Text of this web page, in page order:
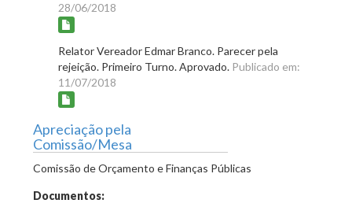
28/06/2018
Relator Vereador Edmar Branco. Parecer pela
rejeição. Primeiro Turno. Aprovado. Publicado em:
11/07/2018
Apreciação pela
Comissão/Mesa
Comissão de Orçamento e Finanças Públicas
Documentos: